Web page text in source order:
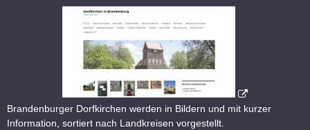
Brandenburger Dorfkirchen werden in Bildern und mit kurzer
Information, sortiert nach Landkreisen vorgestellt.